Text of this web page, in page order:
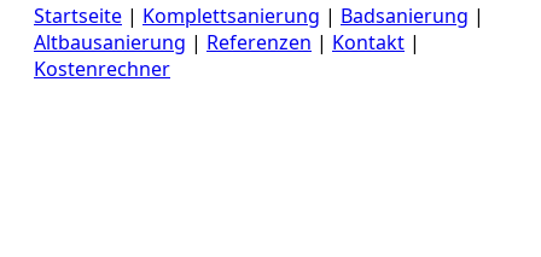
Startseite | Komplettsanierung | Badsanierung |
Altbausanierung | Referenzen | Kontakt |
Kostenrechner